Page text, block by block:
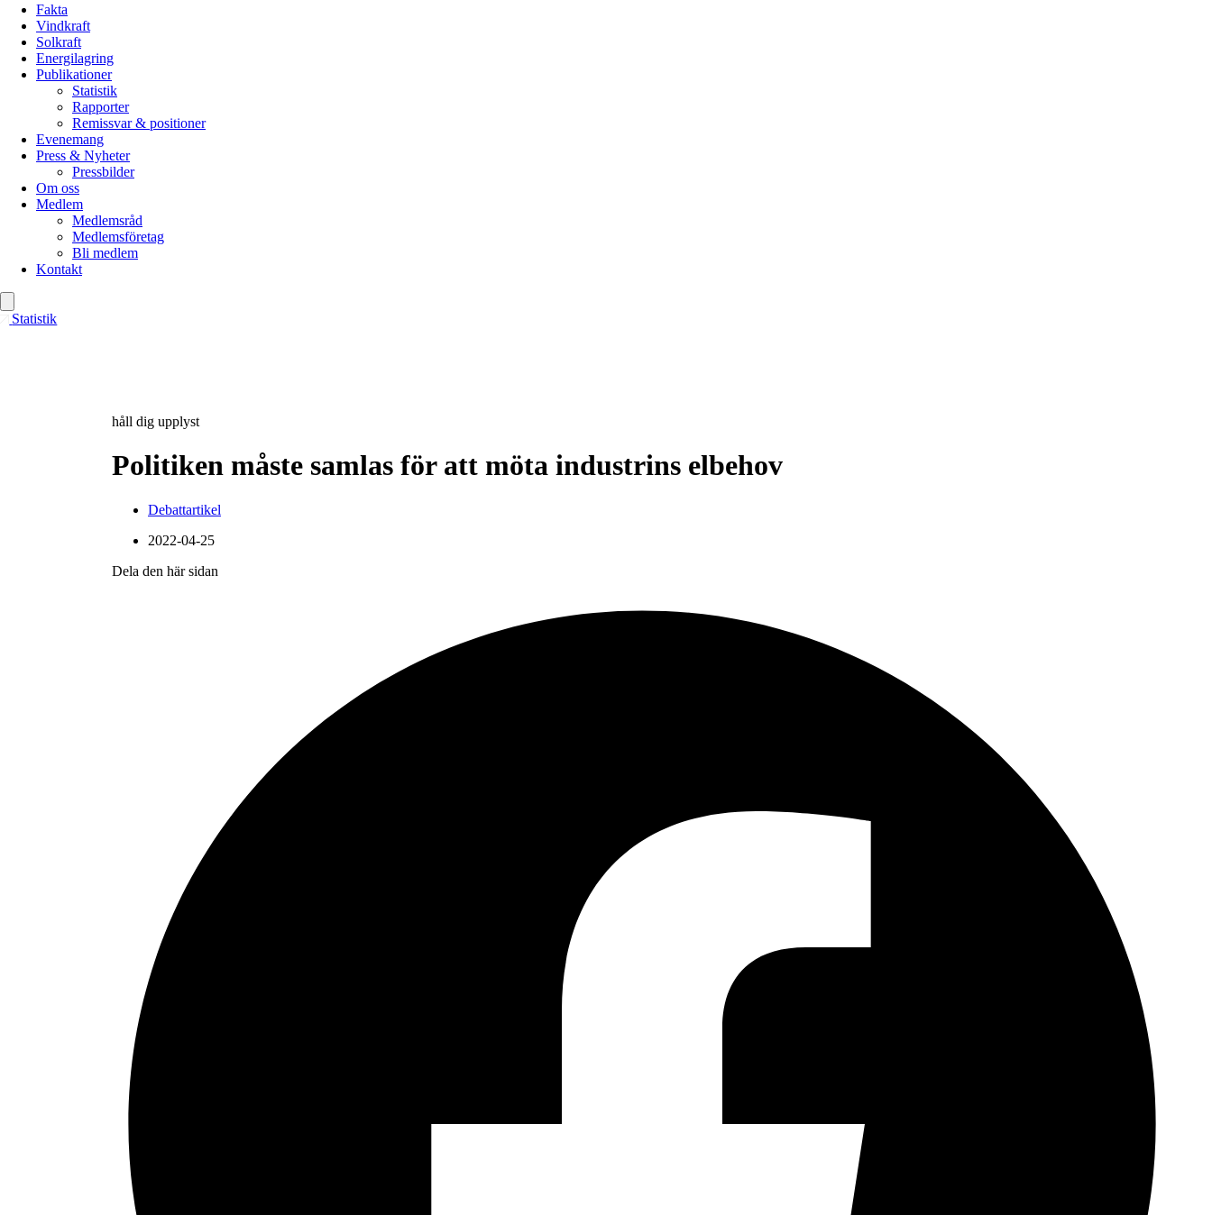
Fakta
Vindkraft
Solkraft
Energilagring
Publikationer
Statistik
Rapporter
Remissvar & positioner
Evenemang
Press & Nyheter
Pressbilder
Om oss
Medlem
Medlemsråd
Medlemsföretag
Bli medlem
Kontakt
Statistik
håll dig upplyst
Politiken måste samlas för att möta industrins elbehov
Debattartikel
2022-04-25
Dela den här sidan